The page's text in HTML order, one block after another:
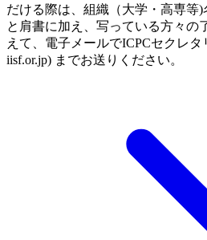
だける際は、組織（大学・高専等
と肩書に加え、写っている方々の
えて、電子メールでICPCセクレタ
iisf.or.jp) までお送りください。